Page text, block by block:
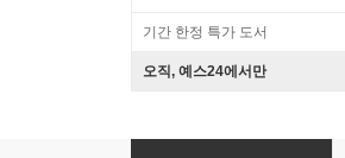
기간 한정 특가 도서
오직, 예스24에서만